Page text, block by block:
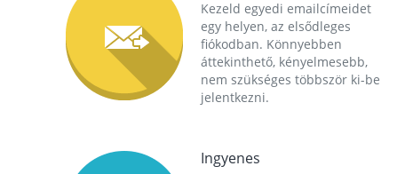
Kezeld egyedi emailcímeidet
egy helyen, az elsődleges
fiókodban. Könnyebben
áttekinthető, kényelmesebb,
nem szükséges többször ki-be
jelentkezni.
Ingyenes